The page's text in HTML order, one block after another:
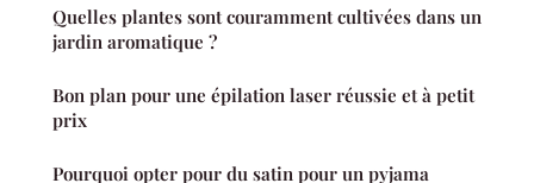
Quelles plantes sont couramment cultivées dans un
jardin aromatique ?
Bon plan pour une épilation laser réussie et à petit
prix
Pourquoi opter pour du satin pour un pyjama